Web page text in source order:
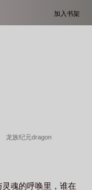
加入书架
龙族纪元dragon
龙族纪典语录 龙族 记
魂的呼唤里，谁在